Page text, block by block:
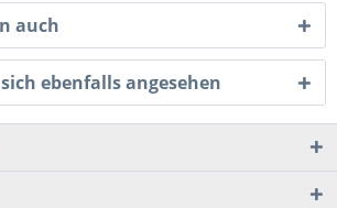
auch
ebenfalls angesehen